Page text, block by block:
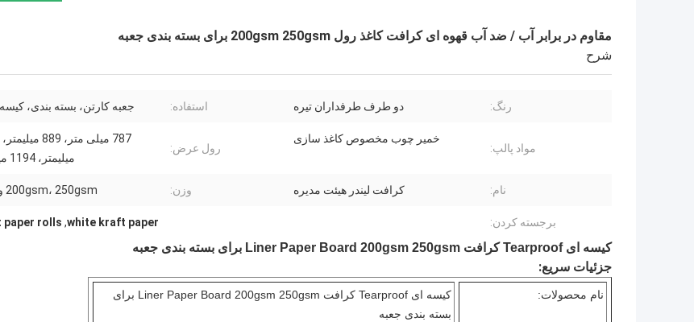
مقاوم در برابر آب / ضد آب قهوه ای کرافت کاغذ رول 200gsm 250gsm برای بسته بندی جعبه
شرح
رنگ: دو طرف طرفداران تیره استفاده: جعبه کارتن، بسته بندی،
مواد پالپ:
خمیر چوب مخصوص کاغذ سازی
رول عرض:
میلیمتر، 1194 میلیمتر
نام: کرافت لیندر هیئت مدیره وزن: 200gsm، 250gsm و غیره
برجسته کردن: white kraft paper
,
paper rolls
کیسه ای Tearproof کرافت Liner Paper Board 200gsm 250gsm برای بسته بندی جعبه
جزئیات سریع:
نام محصولات:
کیسه ای Tearproof کرافت Liner Paper Board 200gsm 250gsm برای
بسته بندی جعبه